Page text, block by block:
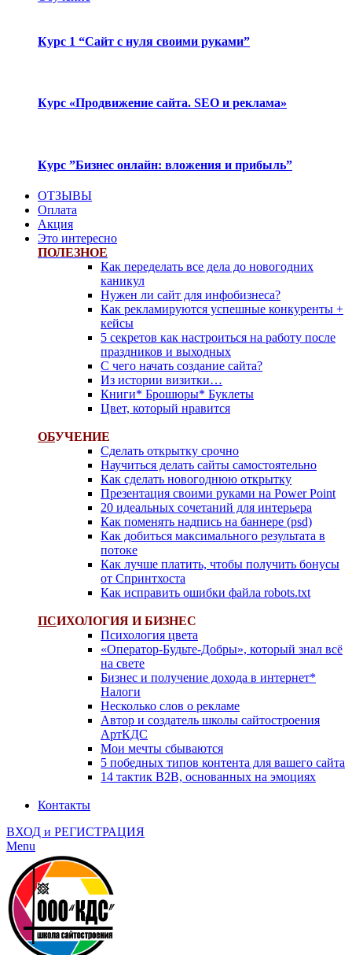
Курс 1 “Сайт с нуля своими руками”
Курс «Продвижение сайта. SEO и реклама»
Курс ”Бизнес онлайн: вложения и прибыль”
ОТЗЫВЫ
Оплата
Акция
Это интересно
ПОЛЕЗНОЕ
Как переделать все дела до новогодних
каникул
Нужен ли сайт для инфобизнеса?
Как рекламируются успешные конкуренты +
кейсы
5 секретов как настроиться на работу после
праздников и выходных
С чего начать создание сайта?
Из истории визитки…
Книги* Брошюры* Буклеты
Цвет, который нравится
ОБУЧЕНИЕ
Сделать открытку срочно
Научиться делать сайты самостоятельно
Как сделать новогоднюю открытку
Презентация своими руками на Power Point
20 идеальных сочетаний для интерьера
Как поменять надпись на баннере (psd)
Как добиться максимального результата в
потоке
Как лучше платить, чтобы получить бонусы
от Спринтхоста
Как исправить ошибки файла robots.txt
ПСИХОЛОГИЯ И БИЗНЕС
Психология цвета
«Оператор-Будьте-Добры», который знал всё
на свете
Бизнес и получение дохода в интернет*
Налоги
Несколько слов о рекламе
Автор и создатель школы сайтостроения
АртКДС
Мои мечты сбываются
5 победных типов контента для вашего сайта
14 тактик B2B, основанных на эмоциях
Контакты
ВХОД и РЕГИСТРАЦИЯ
Menu